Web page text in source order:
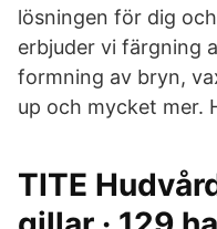
lösningen för dig
erbjuder vi färgning
formning av bryn,
up och mycket mer.
TITE